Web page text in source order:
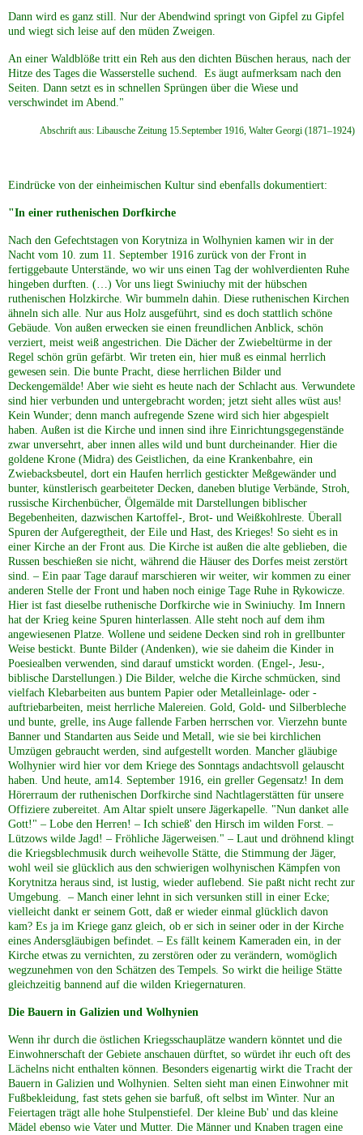
Dann wird es ganz still. Nur der Abendwind springt von Gipfel zu Gipfel
und wiegt sich leise auf den müden Zweigen.
An einer Waldblöße tritt ein Reh aus den dichten Büschen heraus, nach der
Hitze des Tages die Wasserstelle suchend. Es äugt aufmerksam nach den
Seiten. Dann setzt es in schnellen Sprüngen über die Wiese und
verschwindet im Abend."
Abschrift aus: Libausche Zeitung 15.September 1916, Walter Georgi (1871–1924)
Eindrücke von der einheimischen Kultur sind ebenfalls dokumentiert:
"In einer ruthenischen Dorfkirche
Nach den Gefechtstagen von Korytniza in Wolhynien kamen wir in der
Nacht vom 10. zum 11. September 1916 zurück von der Front in
fertiggebaute Unterstände, wo wir uns einen Tag der wohlverdienten Ruhe
hingeben durften. (…) Vor uns liegt Swiniuchy mit der hübschen
ruthenischen Holzkirche. Wir bummeln dahin. Diese ruthenischen Kirchen
ähneln sich alle. Nur aus Holz ausgeführt, sind es doch stattlich schöne
Gebäude. Von außen erwecken sie einen freundlichen Anblick, schön
verziert, meist weiß angestrichen. Die Dächer der Zwiebeltürme in der
Regel schön grün gefärbt. Wir treten ein, hier muß es einmal herrlich
gewesen sein. Die bunte Pracht, diese herrlichen Bilder und
Deckengemälde! Aber wie sieht es heute nach der Schlacht aus. Verwundete
sind hier verbunden und untergebracht worden; jetzt sieht alles wüst aus!
Kein Wunder; denn manch aufregende Szene wird sich hier abgespielt
haben. Außen ist die Kirche und innen sind ihre Einrichtungsgegenstände
zwar unversehrt, aber innen alles wild und bunt durcheinander. Hier die
goldene Krone (Midra) des Geistlichen, da eine Krankenbahre, ein
Zwiebacksbeutel, dort ein Haufen herrlich gestickter Meßgewänder und
bunter, künstlerisch gearbeiteter Decken, daneben blutige Verbände, Stroh,
russische Kirchenbücher, Ölgemälde mit Darstellungen biblischer
Begebenheiten, dazwischen Kartoffel-, Brot- und Weißkohlreste. Überall
Spuren der Aufgeregtheit, der Eile und Hast, des Krieges! So sieht es in
einer Kirche an der Front aus. Die Kirche ist außen die alte geblieben, die
Russen beschießen sie nicht, während die Häuser des Dorfes meist zerstört
sind. – Ein paar Tage darauf marschieren wir weiter, wir kommen zu einer
anderen Stelle der Front und haben noch einige Tage Ruhe in Rykowicze.
Hier ist fast dieselbe ruthenische Dorfkirche wie in Swiniuchy. Im Innern
hat der Krieg keine Spuren hinterlassen. Alle steht noch auf dem ihm
angewiesenen Platze. Wollene und seidene Decken sind roh in grellbunter
Weise bestickt. Bunte Bilder (Andenken), wie sie daheim die Kinder in
Poesiealben verwenden, sind darauf umstickt worden. (Engel-, Jesu-,
biblische Darstellungen.) Die Bilder, welche die Kirche schmücken, sind
vielfach Klebarbeiten aus buntem Papier oder Metalleinlage- oder -
auftriebarbeiten, meist herrliche Malereien. Gold, Gold- und Silberbleche
und bunte, grelle, ins Auge fallende Farben herrschen vor. Vierzehn bunte
Banner und Standarten aus Seide und Metall, wie sie bei kirchlichen
Umzügen gebraucht werden, sind aufgestellt worden. Mancher gläubige
Wolhynier wird hier vor dem Kriege des Sonntags andachtsvoll gelauscht
haben. Und heute, am14. September 1916, ein greller Gegensatz! In dem
Hörerraum der ruthenischen Dorfkirche sind Nachtlagerstätten für unsere
Offiziere zubereitet. Am Altar spielt unsere Jägerkapelle. "Nun danket alle
Gott!" – Lobe den Herren! – Ich schieß' den Hirsch im wilden Forst. –
Lützows wilde Jagd! – Fröhliche Jägerweisen." – Laut und dröhnend klingt
die Kriegsblechmusik durch weihevolle Stätte, die Stimmung der Jäger,
wohl weil sie glücklich aus den schwierigen wolhynischen Kämpfen von
Korytnitza heraus sind, ist lustig, wieder auflebend. Sie paßt nicht recht zur
Umgebung. – Manch einer lehnt in sich versunken still in einer Ecke;
vielleicht dankt er seinem Gott, daß er wieder einmal glücklich davon
kam? Es ja im Kriege ganz gleich, ob er sich in seiner oder in der Kirche
eines Andersgläubigen befindet. – Es fällt keinem Kameraden ein, in der
Kirche etwas zu vernichten, zu zerstören oder zu verändern, womöglich
wegzunehmen von den Schätzen des Tempels. So wirkt die heilige Stätte
gleichzeitig bannend auf die wilden Kriegernaturen.
Die Bauern in Galizien und Wolhynien
Wenn ihr durch die östlichen Kriegsschauplätze wandern könntet und die
Einwohnerschaft der Gebiete anschauen dürftet, so würdet ihr euch oft des
Lächelns nicht enthalten können. Besonders eigenartig wirkt die Tracht der
Bauern in Galizien und Wolhynien. Selten sieht man einen Einwohner mit
Fußbekleidung, fast stets gehen sie barfuß, oft selbst im Winter. Nur an
Feiertagen trägt alle hohe Stulpenstiefel. Der kleine Bub' und das kleine
Mädel ebenso wie Vater und Mutter. Die Männer und Knaben tragen eine